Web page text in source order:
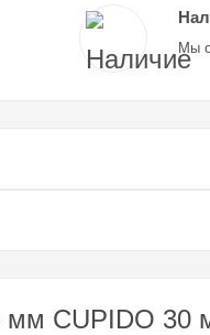
Мы
CUPIDO 30